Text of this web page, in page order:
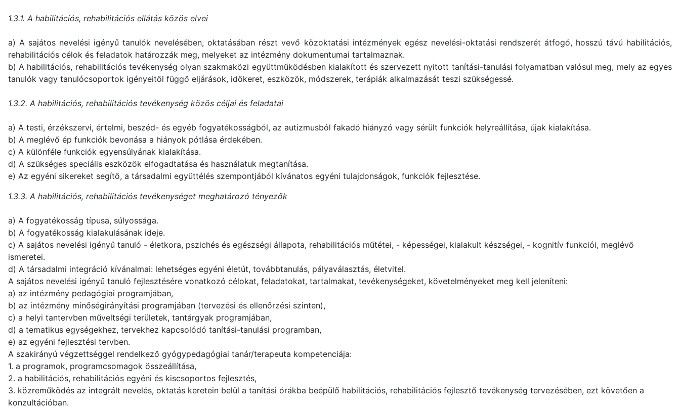
1.3.1. A habilitációs, rehabilitációs ellátás közös elvei
a) A sajátos nevelési igényű tanulók nevelésében, oktatásában részt vevő közoktatási intézmények egész nevelési-oktatási rendszerét átfogó, hosszú távú habilitációs,
rehabilitációs célok és feladatok határozzák meg, melyeket az intézmény dokumentumai tartalmaznak.
b) A habilitációs, rehabilitációs tevékenység olyan szakmaközi együttműködésben kialakított és szervezett nyitott tanítási-tanulási folyamatban valósul meg, mely az egyes
tanulók vagy tanulócsoportok igényeitől függő eljárások, időkeret, eszközök, módszerek, terápiák alkalmazását teszi szükségessé.
1.3.2. A habilitációs, rehabilitációs tevékenység közös céljai és feladatai
a) A testi, érzékszervi, értelmi, beszéd- és egyéb fogyatékosságból, az autizmusból fakadó hiányzó vagy sérült funkciók helyreállítása, újak kialakítása.
b) A meglévő ép funkciók bevonása a hiányok pótlása érdekében.
c) A különféle funkciók egyensúlyának kialakítása.
d) A szükséges speciális eszközök elfogadtatása és használatuk megtanítása.
e) Az egyéni sikereket segítő, a társadalmi együttélés szempontjából kívánatos egyéni tulajdonságok, funkciók fejlesztése.
1.3.3. A habilitációs, rehabilitációs tevékenységet meghatározó tényezők
a) A fogyatékosság típusa, súlyossága.
b) A fogyatékosság kialakulásának ideje.
c) A sajátos nevelési igényű tanuló - életkora, pszichés és egészségi állapota, rehabilitációs műtétei, - képességei, kialakult készségei, - kognitív funkciói, meglévő
ismeretei.
d) A társadalmi integráció kívánalmai: lehetséges egyéni életút, továbbtanulás, pályaválasztás, életvitel.
A sajátos nevelési igényű tanuló fejlesztésére vonatkozó célokat, feladatokat, tartalmakat, tevékenységeket, követelményeket meg kell jeleníteni:
a) az intézmény pedagógiai programjában,
b) az intézmény minőségirányítási programjában (tervezési és ellenőrzési szinten),
c) a helyi tantervben műveltségi területek, tantárgyak programjában,
d) a tematikus egységekhez, tervekhez kapcsolódó tanítási-tanulási programban,
e) az egyéni fejlesztési tervben.
A szakirányú végzettséggel rendelkező gyógypedagógiai tanár/terapeuta kompetenciája:
1. a programok, programcsomagok összeállítása,
2. a habilitációs, rehabilitációs egyéni és kiscsoportos fejlesztés,
3. közreműködés az integrált nevelés, oktatás keretein belül a tanítási órákba beépülő habilitációs, rehabilitációs fejlesztő tevékenység tervezésében, ezt követően a
konzultációban.